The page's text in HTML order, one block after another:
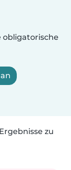
obligatorische
zu